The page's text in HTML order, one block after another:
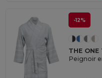
-12%
THE
Peignoir